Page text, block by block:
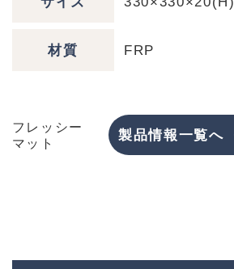
材質 FRP
フレッシー
マット
製品情報一覧へ